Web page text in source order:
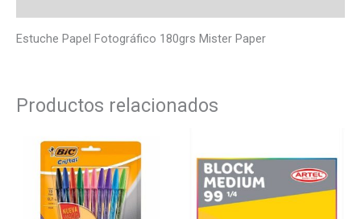
Estuche Papel Fotográfico 180grs Mister Paper
Productos relacionados